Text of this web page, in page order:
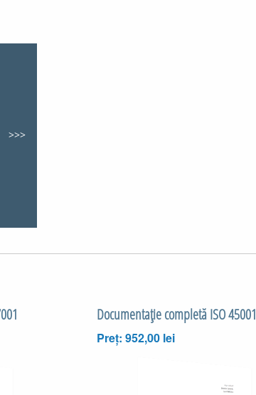
>>>
Documentaţie completă ISO 45001
Preț: 952,00 lei